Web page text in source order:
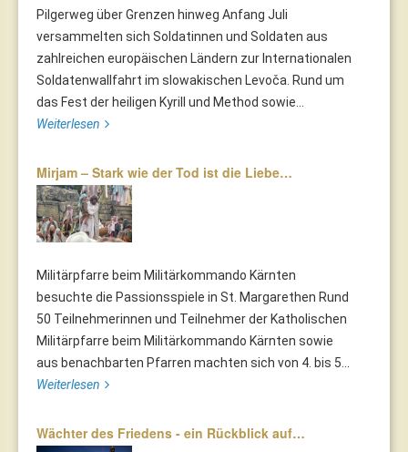
Pilgerweg über Grenzen hinweg Anfang Juli
versammelten sich Soldatinnen und Soldaten aus
zahlreichen europäischen Ländern zur Internationalen
Soldatenwallfahrt im slowakischen Levoča. Rund um
das Fest der heiligen Kyrill und Method sowie...
Weiterlesen
Mirjam – Stark wie der Tod ist die Liebe…
Militärpfarre beim Militärkommando Kärnten
besuchte die Passionsspiele in St. Margarethen Rund
50 Teilnehmerinnen und Teilnehmer der Katholischen
Militärpfarre beim Militärkommando Kärnten sowie
aus benachbarten Pfarren machten sich von 4. bis 5...
Weiterlesen
Wächter des Friedens - ein Rückblick auf…